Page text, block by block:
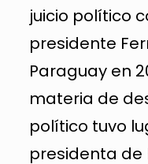
juicio político
presidente
Paraguay en
materia de
político tuvo
presidenta de